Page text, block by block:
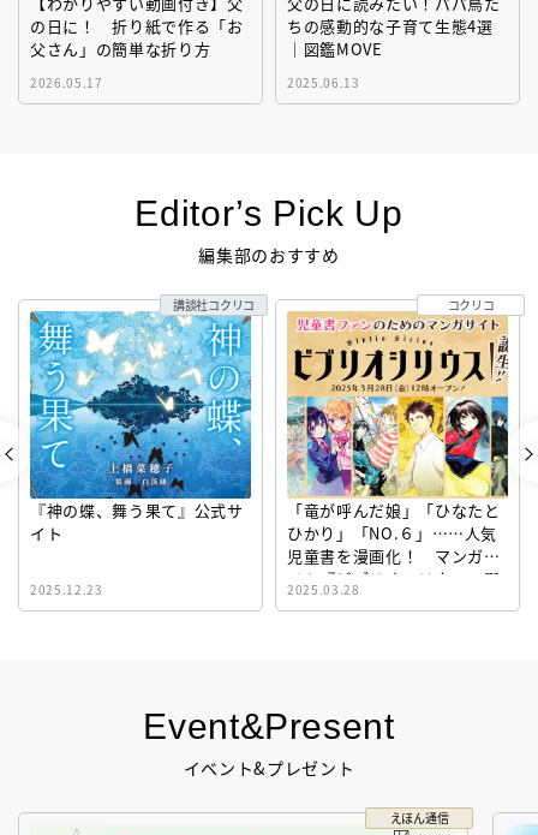
Event&Present
イベント&プレゼント
えほん通信
の日に！ 折り紙で作る「お
父さん」の簡単な折り方
2026.05.17
ちの感動的な子育て生態4選
｜図鑑MOVE
2025.06.13
Editor’s Pick Up
編集部のおすすめ
『神の蝶、舞う果て』公式サ
イト
2025.12.23
講談社コクリコ
「竜が呼んだ娘」「ひなたと
ひかり」「NO.６」……人気
児童書を漫画化！ マンガサ
イト『ビブリオシリウス』誕
生！
2025.03.28
コクリコ